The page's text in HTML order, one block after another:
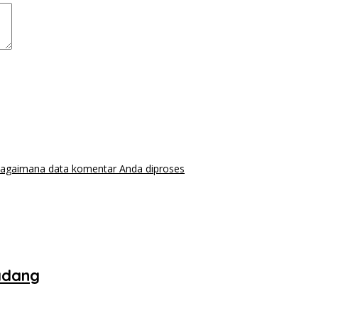
data komentar Anda diproses